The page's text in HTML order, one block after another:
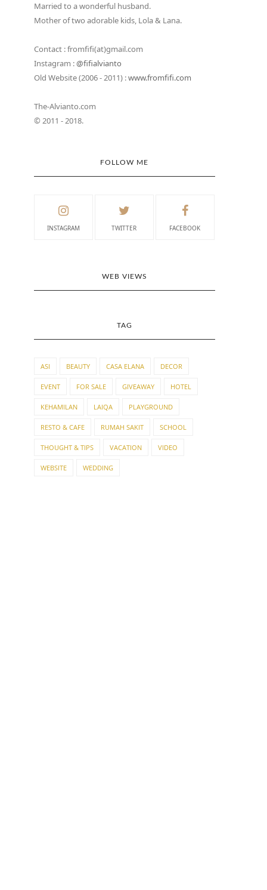
Married to a wonderful husband.
Mother of two adorable kids, Lola & Lana.
Contact : fromfifi(at)gmail.com
Instagram :@fifialvianto
Old Website (2006 - 2011) :www.fromfifi.com
The-Alvianto.com
© 2011 - 2018.
FOLLOW ME
INSTAGRAM TWITTER FACEBOOK
WEB VIEWS
TAG
ASI BEAUTY CASA ELANA DECOR
EVENT FOR SALE GIVEAWAY HOTEL
KEHAMILAN LAIQA PLAYGROUND
RESTO & CAFE RUMAH SAKIT SCHOOL
THOUGHT & TIPS VACATION VIDEO
WEBSITE WEDDING